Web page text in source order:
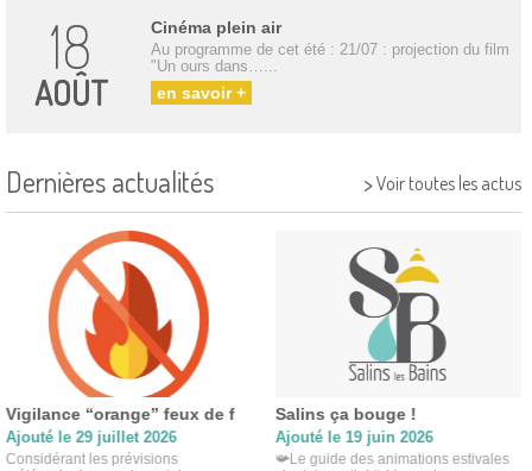
18
AOÛT
Cinéma plein air
Au programme de cet été : 21/07 : projection du film
"Un ours dans…...
en savoir +
Dernières actualités >Voir toutes les actus
Vigilance “orange” feux de f
Ajouté le 29 juillet 2026
Considérant les prévisions
Salins ça bouge !
Ajouté le 19 juin 2026
📯Le guide des animations estivales